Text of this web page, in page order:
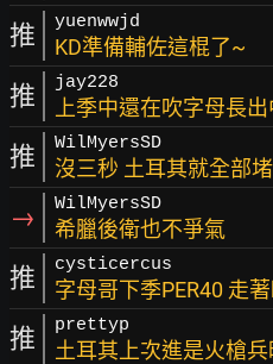
推 yuenwwjd
KD準備輔佐這棍了~
推 jay228
上季中還在吹字母長
推 WilMyersSD
沒三秒 土耳其就全部
→ WilMyersSD
希臘後衛也不爭氣
推 cysticercus
字母哥下季PER40 走
推 prettyp
土耳其上次進是火槍兵